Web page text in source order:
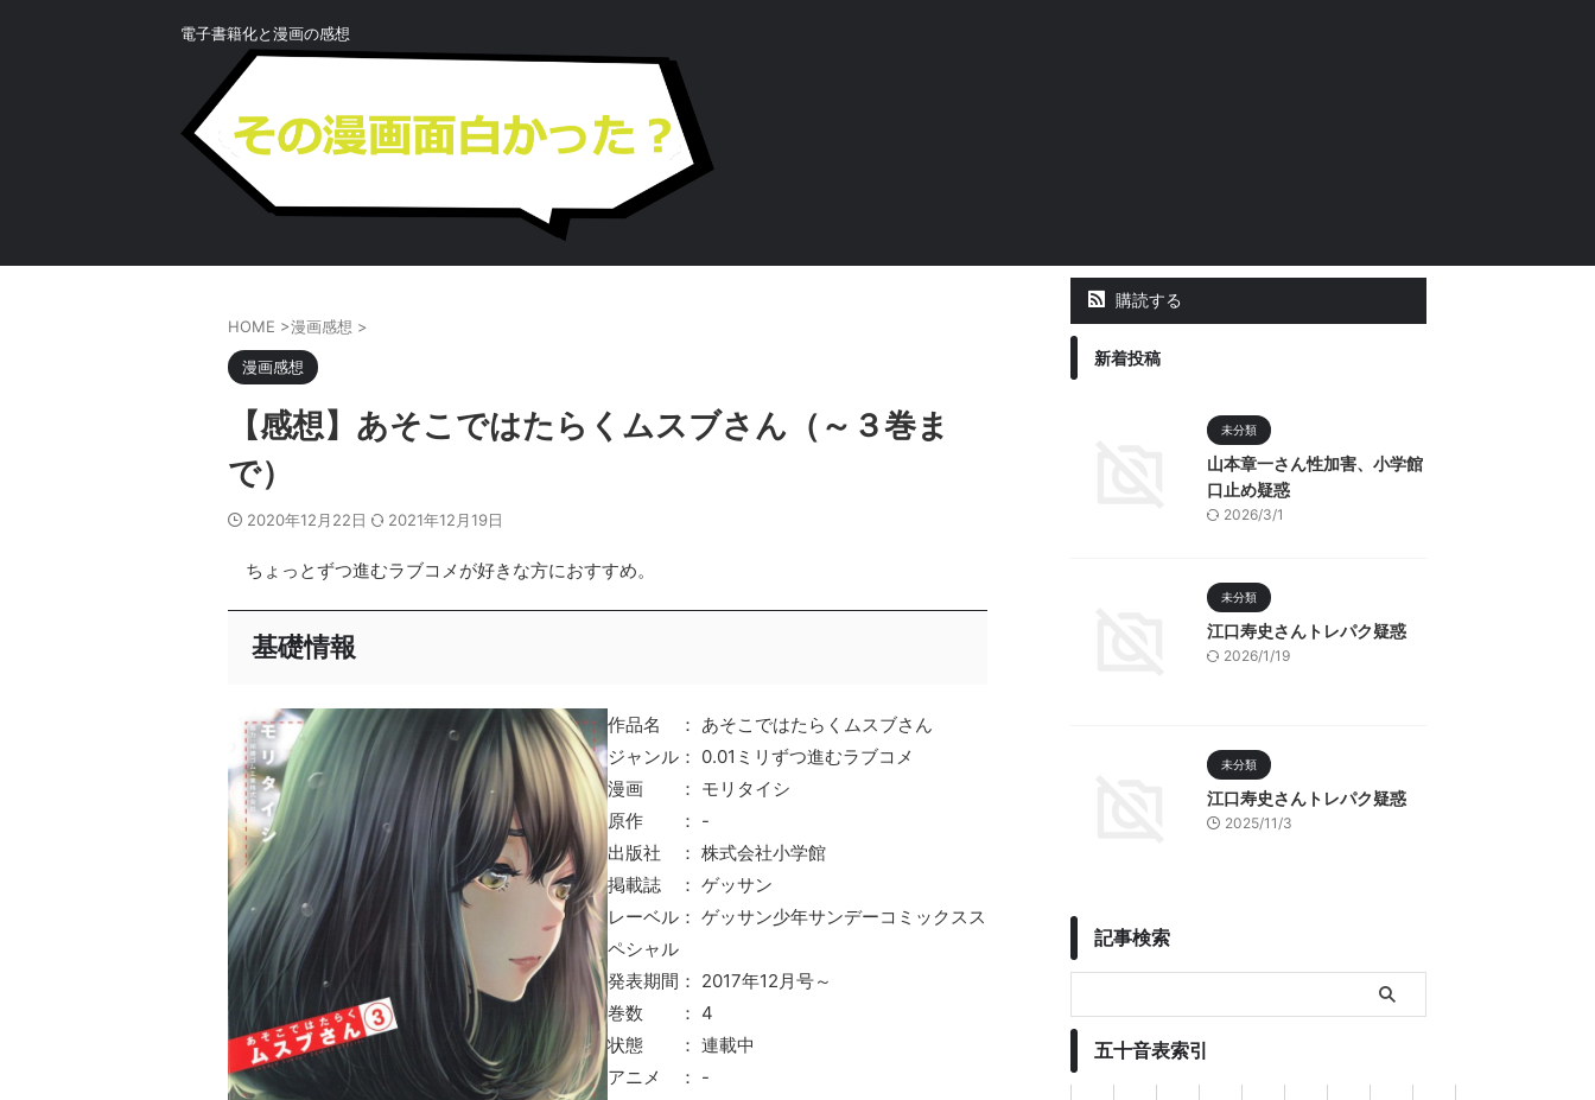
電子書籍化と漫画の感想
HOME >漫画感想 >
漫画感想
【感想】あそこではたらくムスブさん（～３巻ま
で）
2020年12月22日 2021年12月19日
ちょっとずつ進むラブコメが好きな方におすすめ。
基礎情報
作品名 ： あそこではたらくムスブさん
ジャンル： 0.01ミリずつ進むラブコメ
漫画 ： モリタイシ
原作 ： -
出版社 ： 株式会社小学館
掲載誌 ： ゲッサン
レーベル： ゲッサン少年サンデーコミックスス
ペシャル
発表期間： 2017年12月号～
巻数 ： 4
状態 ： 連載中
アニメ ： -
購読する
新着投稿
未分類
山本章一さん性加害、小学館
口止め疑惑
2026/3/1
未分類
江口寿史さんトレパク疑惑
2026/1/19
未分類
江口寿史さんトレパク疑惑
2025/11/3
記事検索
五十音表索引